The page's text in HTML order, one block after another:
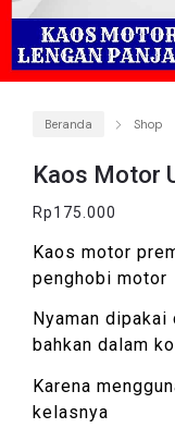
Beranda Shop
Kaos Motor
Rp175.000
Kaos motor
penghobi motor
Nyaman
bahkan dalam
Karena
kelasnya